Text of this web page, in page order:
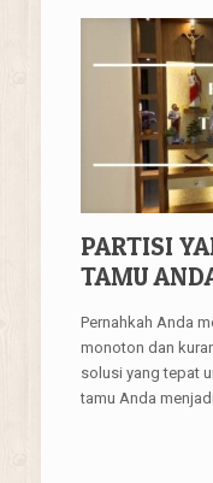
PARTISI
TAMU
Pernahkah Anda
monoton dan
solusi yang tepat
tamu Anda